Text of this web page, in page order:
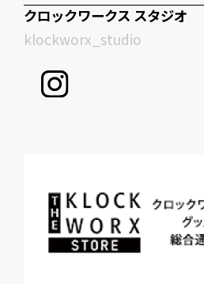
クロックワークス スタジオ
klockworx_studio